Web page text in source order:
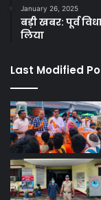
January 26, 2025
बड़ी खबर: पूर्व
लिया
Last Modified